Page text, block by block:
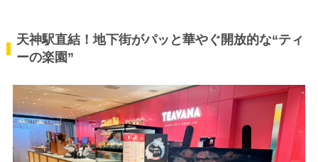
天神駅直結！地下街がパッと華やぐ開放的な“ティ
ーの楽園”